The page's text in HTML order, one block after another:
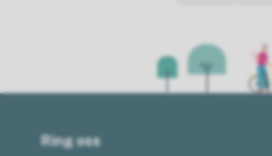
Ring oss